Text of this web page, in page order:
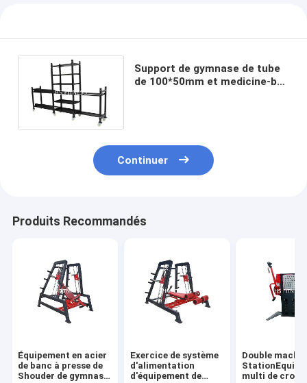
Support de gymnase de tube
de 100*50mm et medicine-ball
Continuer
Produits Recommandés
Équipement en acier
de banc à presse de
Shouder de gymnase
Exercice de système
d'alimentation
d'équipement de
Double
multi de croix